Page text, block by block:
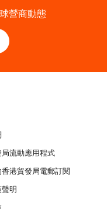
營商動態
流動應用程式
港貿發局電郵訂閱
明